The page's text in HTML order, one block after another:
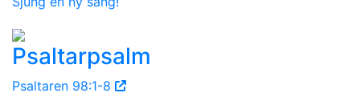
Psaltarpsalm
Psaltaren 98:1-8